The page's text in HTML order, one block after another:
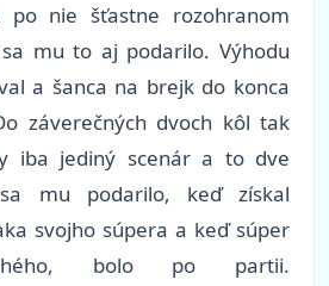
po nie šťastne rozohranom
mu to aj podarilo. Výhodu
a šanca na brejk do konca
záverečných dvoch kôl tak
iba jediný scenár a to dve
mu podarilo, keď získal
svojho súpera a keď súper
bolo po partii.